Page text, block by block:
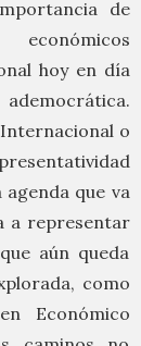
de
hoy en día
o
que va
a representar
aún queda
como
Económico